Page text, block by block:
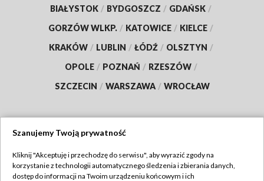
BIAŁYSTOK / BYDGOSZCZ / GDAŃSK /
GORZÓW WLKP. / KATOWICE / KIELCE /
KRAKÓW / LUBLIN / ŁÓDŹ / OLSZTYN /
OPOLE / POZNAŃ / RZESZÓW /
SZCZECIN / WARSZAWA / WROCŁAW
TVP
Szanujemy Twoją prywatność
Kliknij "Akceptuję i przechodzę do serwisu", aby wyrazić zgody na
korzystanie z technologii automatycznego śledzenia i zbierania danych,
dostęp do informacji na Twoim urządzeniu końcowym i ich